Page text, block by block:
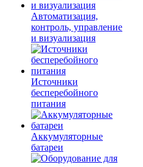
Автоматизация,
контроль, управление
и визуализация
Источники
бесперебойного
питания
Аккумуляторные
батареи